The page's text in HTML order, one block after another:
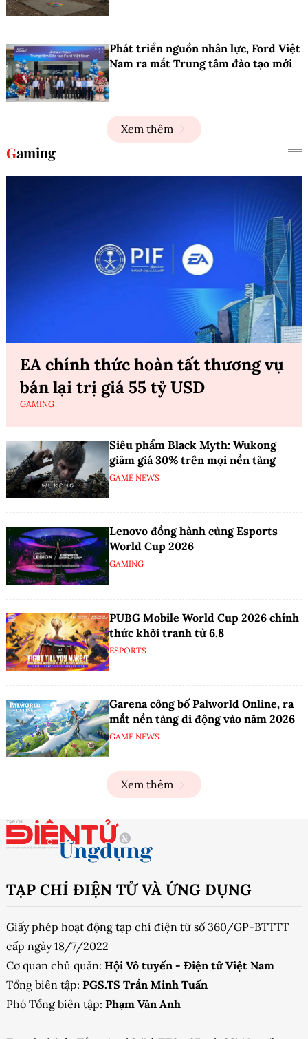
Phát triển nguồn nhân lực, Ford Việt
Nam ra mắt Trung tâm đào tạo mới
Xem thêm
Gaming
EA chính thức hoàn tất thương vụ
bán lại trị giá 55 tỷ USD
GAMING
Siêu phẩm Black Myth: Wukong
giảm giá 30% trên mọi nền tảng
GAME NEWS
Lenovo đồng hành cùng Esports
World Cup 2026
GAMING
PUBG Mobile World Cup 2026 chính
thức khởi tranh từ 6.8
ESPORTS
Garena công bố Palworld Online, ra
mắt nền tảng di động vào năm 2026
GAME NEWS
Xem thêm
TẠP CHÍ ĐIỆN TỬ VÀ ỨNG DỤNG
Giấy phép hoạt động tạp chí điện tử số 360/GP-BTTTT
cấp ngày 18/7/2022
Cơ quan chủ quản: Hội Vô tuyến - Điện tử Việt Nam
Tổng biên tập: PGS.TS Trần Minh Tuấn
Phó Tổng biên tập: Phạm Văn Anh